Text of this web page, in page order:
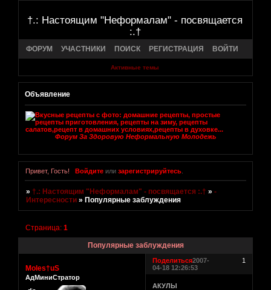
†.: Настоящим "Неформалам" - посвящается
:.†
ФОРУМ УЧАСТНИКИ ПОИСК РЕГИСТРАЦИЯ ВОЙТИ
Активные темы
Объявление
Форум За Здоровую Неформальную Молодежь
Привет, Гость! Войдитеили зарегистрируйтесь.
»†.: Настоящим "Неформалам" - посвящается :.† »-
Интересности » Популярные заблуждения
Популярные заблуждения
Страница:1
Поделиться 1
2007-
04-18 12:26:53
Moles†uS
АдМиниСтратор
АКУЛЫ